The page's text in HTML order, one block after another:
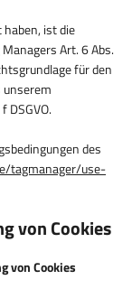
ist die
Art. 6 Abs.
für den
unserem
DSGVO.
des
tagmanager/use-
von Cookies
von Cookies